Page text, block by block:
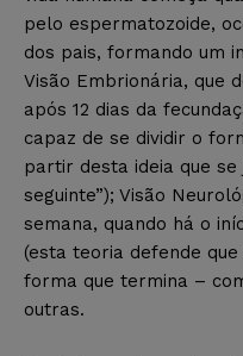
pelo espermatozoide,
dos pais, formando um
Visão Embrionária, que
após 12 dias da
capaz de se dividir o
partir desta ideia que se
seguinte”); Visão
semana, quando há o
(esta teoria defende
forma que termina –
outras.